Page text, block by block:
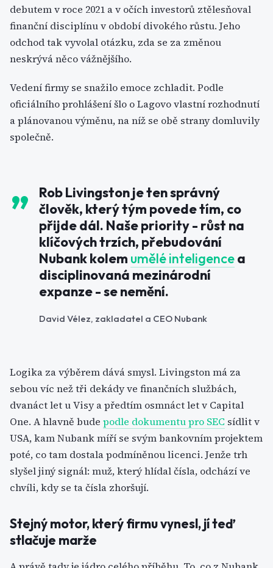
debutem v roce 2021 a v očích investorů ztělesňoval
finanční disciplínu v období divokého růstu. Jeho
odchod tak vyvolal otázku, zda se za změnou
neskrývá něco vážnějšího.
Vedení firmy se snažilo emoce zchladit. Podle
oficiálního prohlášení šlo o Lagovo vlastní rozhodnutí
a plánovanou výměnu, na níž se obě strany domluvily
společně.
Rob Livingston je ten správný
člověk, který tým povede tím, co
přijde dál. Naše priority - růst na
klíčových trzích, přebudování
Nubank kolem umělé inteligencea
disciplinovaná mezinárodní
expanze - se nemění.
David Vélez, zakladatel a CEO Nubank
Logika za výběrem dává smysl. Livingston má za
sebou víc než tři dekády ve finančních službách,
dvanáct let u Visy a předtím osmnáct let v Capital
One. A hlavně bude podle dokumentu pro SEC sídlit v
USA, kam Nubank míří se svým bankovním projektem
poté, co tam dostala podmíněnou licenci. Jenže trh
slyšel jiný signál: muž, který hlídal čísla, odchází ve
chvíli, kdy se ta čísla zhoršují.
Stejný motor, který firmu vynesl, jí teď
stlačuje marže